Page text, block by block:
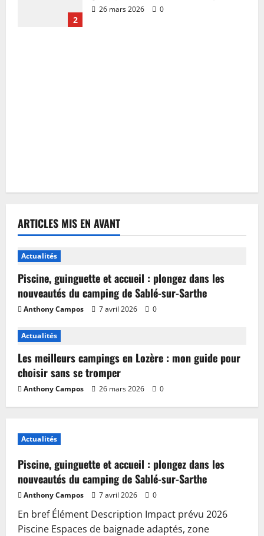
2
26 mars 2026 0
ARTICLES MIS EN AVANT
Actualités
Piscine, guinguette et accueil : plongez dans les
nouveautés du camping de Sablé-sur-Sarthe
Anthony Campos 7 avril 2026 0
Actualités
Les meilleurs campings en Lozère : mon guide pour
choisir sans se tromper
Anthony Campos 26 mars 2026 0
Actualités
Piscine, guinguette et accueil : plongez dans les
nouveautés du camping de Sablé-sur-Sarthe
Anthony Campos 7 avril 2026 0
En bref Élément Description Impact prévu 2026
Piscine Espaces de baignade adaptés, zone